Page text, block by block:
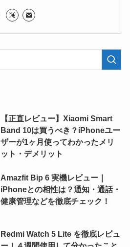
【正直レビュー】Xiaomi Smart
Band 10は買うべき？iPhoneユー
ザーが1ヶ月使ってわかったメリ
ット・デメリット
Amazfit Bip 6 実機レビュー｜
iPhoneとの相性は？通知・通話・
健康管理などを徹底チェック！
Redmi Watch 5 Lite を徹底レビュ